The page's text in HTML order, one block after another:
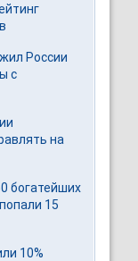
России
с
на
богатейших
15
10%